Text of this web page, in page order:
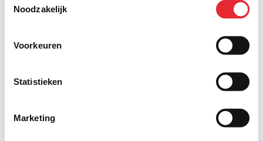
Noodzakelijk
Voorkeuren
Statistieken
Marketing